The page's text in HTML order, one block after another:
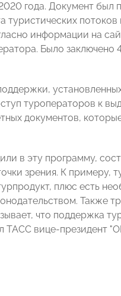
года. Документ был
туристических потоков
информации на
Было заключено
туроператоров к
документов,
в эту программу,
зрения. К примеру,
плюс есть
Также
что поддержка
ТАСС вице-президент